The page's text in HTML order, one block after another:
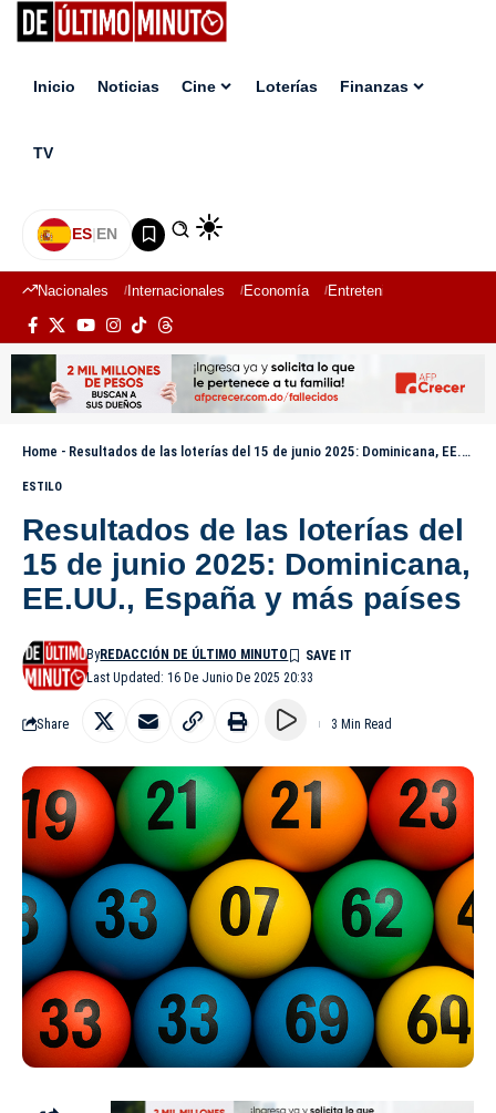
Inicio Noticias Cine Loterías Finanzas
TV
ES|EN
Nacionales Internacionales Economía Entretenimiento
Home - Resultados de las loterías del 15 de junio 2025: Dominicana, EE.UU., España y más países
ESTILO
Resultados de las loterías del
15 de junio 2025: Dominicana,
EE.UU., España y más países
Last Updated: 16 De Junio De 2025 20:33
ByREDACCIÓN DE ÚLTIMO MINUTO
Share 3 Min Read